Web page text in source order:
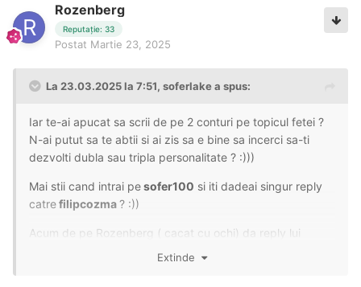
Rozenberg
Reputație: 33
Postat Martie 23, 2025
La 23.03.2025 la 7:51, soferlakea spus:
Iar te-ai apucat sa scrii de pe 2 conturi pe topicul fetei ?
N-ai putut sa te abtii si ai zis sa e bine sa incerci sa-ti
dezvolti dubla sau tripla personalitate ? :)))
Mai stii cand intrai pesofer100 si iti dadeai singur reply
catrefilipcozma? :))
Acum de pe Rozenberg ( cacat cu ochi) da reply lui
Mazariche ( plin de cacat) de fapt aceeasi persoana
Extinde